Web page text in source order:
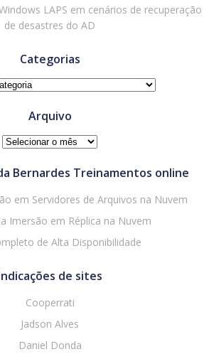
LAPS em cenários de recuperação
de desastres do AD
Categorias
Arquivo
Arquivo
Bernardes Treinamentos online
em Servidores de Arquivos na Nuvem
Imersão em Réplica na Nuvem
de Alta Disponibilidade
de sites
Cooperrati
Jadson Alves
Daniel Donda